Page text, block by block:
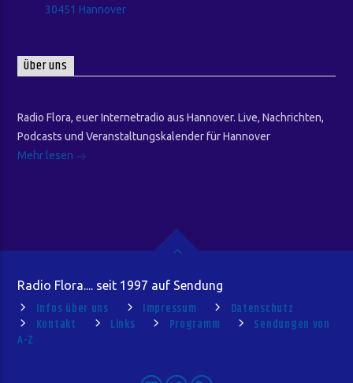
30451 Hannover
Über uns
Radio Flora, euer Internetradio aus Hannover. Live, Nachrichten,
Podcasts und Veranstaltungskalender für Hannover
Mehr lesen
Radio Flora.... seit 1997 auf Sendung
Infos über uns Impressum
Datenschutz
Kontakt
Links Programm
Sendungen von
A-Z